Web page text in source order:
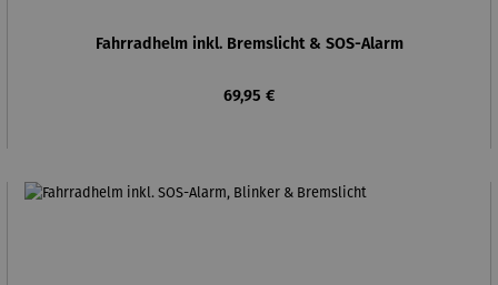
Fahrradhelm inkl. Bremslicht & SOS-Alarm
Regulärer Preis:
69,95 €